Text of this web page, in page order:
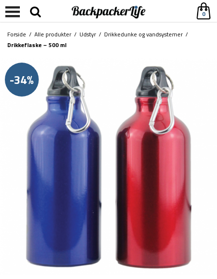
0
Forside / Alle produkter/ Udstyr/ Drikkedunke og vandsystemer/
Drikkeflaske – 500 ml
-34%